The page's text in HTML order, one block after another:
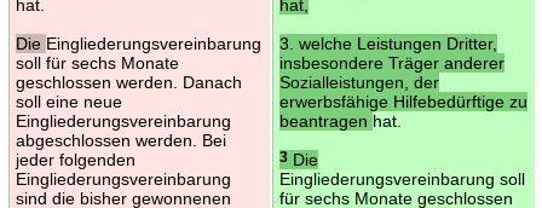
hat.
Die Eingliederungsvereinbarung
soll für sechs Monate
geschlossen werden. Danach
soll eine neue
Eingliederungsvereinbarung
abgeschlossen werden. Bei
jeder folgenden
Eingliederungsvereinbarung
sind die bisher gewonnenen
hat,
3. welche Leistungen Dritter,
insbesondere Träger anderer
Sozialleistungen, der
erwerbsfähige Hilfebedürftige zu
beantragen hat.
3Die
Eingliederungsvereinbarung soll
für sechs Monate geschlossen